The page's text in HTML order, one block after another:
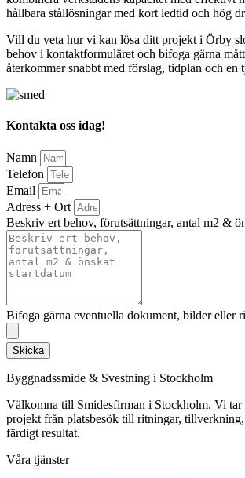
hållbara stållösningar med kort ledtid och hög
Vill du veta hur vi kan lösa ditt projekt i Örby
behov i kontaktformuläret och bifoga gärna
återkommer snabbt med förslag, tidplan och en
Kontakta oss idag!
Namn
Telefon
Email
Adress + Ort
Beskriv ert behov, förutsättningar, antal m2 &
Bifoga gärna eventuella dokument, bilder eller
Skicka
Byggnadssmide & Svestning i Stockholm
Välkomna till Smidesfirman i Stockholm. Vi tar
projekt från platsbesök till ritningar,
färdigt resultat.
Våra tjänster